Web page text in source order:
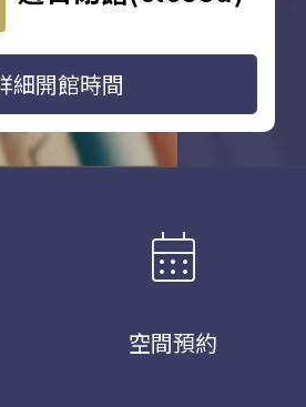
細開館時間
calendar_month
空間預約